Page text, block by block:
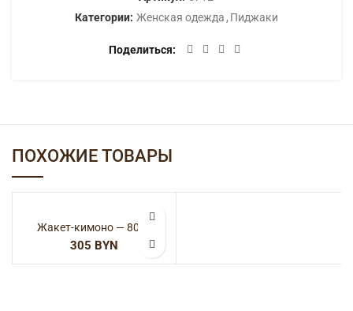
Категории: Женская одежда , Пиджаки
Поделиться
ПОХОЖИЕ ТОВАРЫ
Жакет-кимоно — 8052
BYN